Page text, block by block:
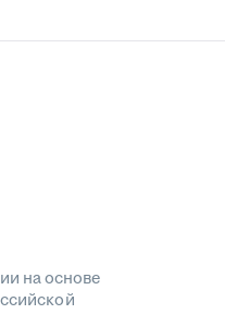
на основе